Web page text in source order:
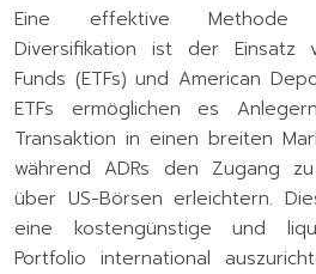
Eine effektive Methode
Diversifikation ist der Einsatz
Funds (ETFs) und American
ETFs ermöglichen es
Transaktion in einen breiten
während ADRs den Zugang
über US-Börsen erleichtern.
eine kostengünstige und
Portfolio international